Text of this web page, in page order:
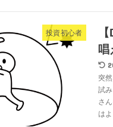
投資初心者
唱
突
試
さ
は